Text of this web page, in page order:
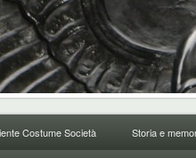
Costume Società Storia e